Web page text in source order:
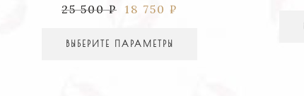
25 500₽ 18 750 ₽
ВЫБЕРИТЕ ПАРАМЕТРЫ